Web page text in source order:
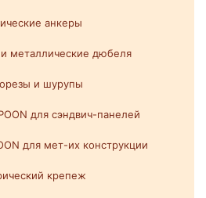
анкеры
металлические дюбеля
и шурупы
для сэндвич-панелей
для мет-их конструкции
крепеж